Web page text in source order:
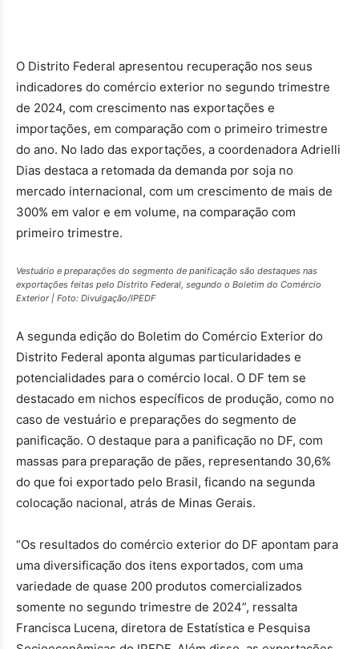
O Distrito Federal apresentou recuperação nos seus
indicadores do comércio exterior no segundo trimestre
de 2024, com crescimento nas exportações e
importações, em comparação com o primeiro trimestre
do ano. No lado das exportações, a coordenadora Adrielli
Dias destaca a retomada da demanda por soja no
mercado internacional, com um crescimento de mais de
300% em valor e em volume, na comparação com
primeiro trimestre.
Vestuário e preparações do segmento de panificação são destaques nas
exportações feitas pelo Distrito Federal, segundo o Boletim do Comércio
Exterior | Foto: Divulgação/IPEDF
A segunda edição do Boletim do Comércio Exterior do
Distrito Federal aponta algumas particularidades e
potencialidades para o comércio local. O DF tem se
destacado em nichos específicos de produção, como no
caso de vestuário e preparações do segmento de
panificação. O destaque para a panificação no DF, com
massas para preparação de pães, representando 30,6%
do que foi exportado pelo Brasil, ficando na segunda
colocação nacional, atrás de Minas Gerais.
“Os resultados do comércio exterior do DF apontam para
uma diversificação dos itens exportados, com uma
variedade de quase 200 produtos comercializados
somente no segundo trimestre de 2024”, ressalta
Francisca Lucena, diretora de Estatística e Pesquisa